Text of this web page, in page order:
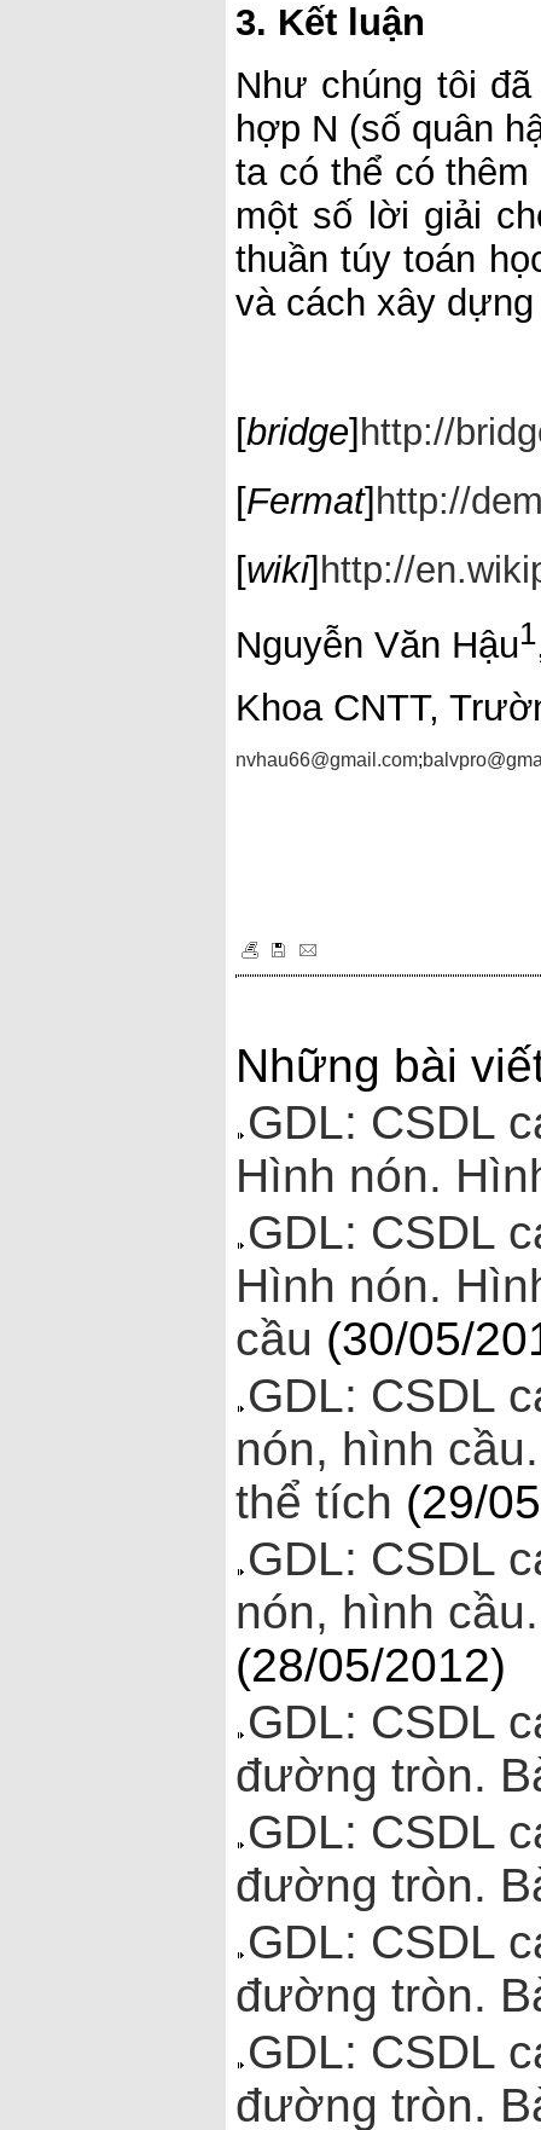
3. Kết luận
Như chúng tôi
hợp N (số quân
ta có thể có
một số lời giải
thuần túy toán
và cách xây
[bridge] http://
[Fermat] http://
[wiki] http://
Nguyễn Văn Hậu1
Khoa CNTT,
nvhau66@gmail.com;
Những bài
GDL: CSDL
Hình nón.
GDL: CSDL
Hình nón.
cầu (30/05/
GDL: CSDL
nón, hình
thể tích (29/
GDL: CSDL
nón, hình
(28/05/2012)
GDL: CSDL
đường tròn.
GDL: CSDL
đường tròn.
GDL: CSDL
đường tròn.
GDL: CSDL
đường tròn.